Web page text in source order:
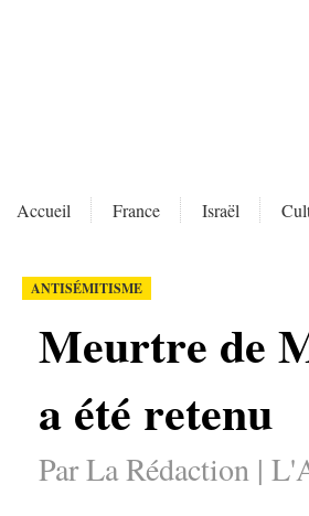
Accueil France Israël
ANTISÉMITISME
Meurtre de
a été retenu
Par La Rédaction |